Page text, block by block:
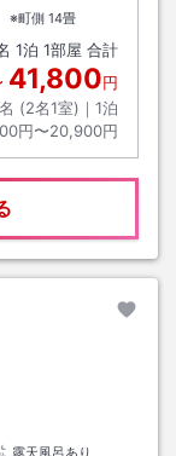
※町側 14畳
1泊 1部屋 合計
41,800円
(2名1室)｜ 1泊
円〜20,900円
露天風呂あり